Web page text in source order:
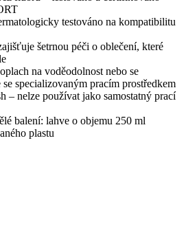
testováno na kompatibilitu
šetrnou péči o oblečení, které
na voděodolnost nebo se
specializovaným pracím prostředkem
– nelze používat jako samostatný prací
balení: lahve o objemu 250 ml
plastu